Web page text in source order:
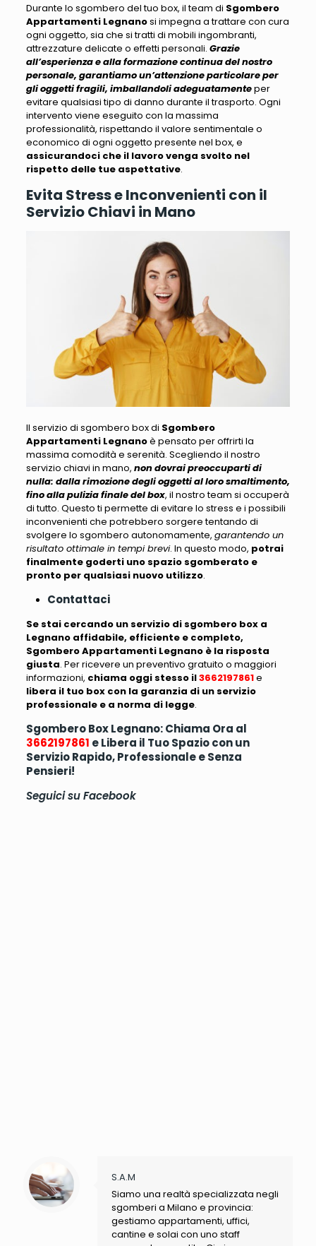
Durante lo sgombero del tuo box, il team di Sgombero
Appartamenti Legnanosi impegna a trattare con cura
ogni oggetto, sia che si tratti di mobili ingombranti,
attrezzature delicate o effetti personali. Grazie
all’esperienza e alla formazione continua del nostro
personale, garantiamo un’attenzione particolare per
gli oggetti fragili, imballandoli adeguatamenteper
evitare qualsiasi tipo di danno durante il trasporto. Ogni
intervento viene eseguito con la massima
professionalità, rispettando il valore sentimentale o
economico di ogni oggetto presente nel box, e
assicurandoci che il lavoro venga svolto nel
rispetto delle tue aspettative.
Evita Stress e Inconvenienti con il
Servizio Chiavi in Mano
Il servizio di sgombero box di Sgombero
Appartamenti Legnanoè pensato per offrirti la
massima comodità e serenità. Scegliendo il nostro
servizio chiavi in mano, non dovrai preoccuparti di
nulla: dalla rimozione degli oggetti al loro smaltimento,
fino alla pulizia finale del box, il nostro team si occuperà
di tutto. Questo ti permette di evitare lo stress e i possibili
inconvenienti che potrebbero sorgere tentando di
svolgere lo sgombero autonomamente, garantendo un
risultato ottimale in tempi brevi. In questo modo, potrai
finalmente goderti uno spazio sgomberato e
pronto per qualsiasi nuovo utilizzo.
Contattaci
Se stai cercando un servizio di sgombero box a
Legnano affidabile, efficiente e completo,
Sgombero Appartamenti Legnano è la risposta
giusta. Per ricevere un preventivo gratuito o maggiori
informazioni, chiama oggi stesso il3662197861e
libera il tuo box con la garanzia di un servizio
professionale e a norma di legge.
Sgombero Box Legnano: Chiama Ora al
3662197861 e Libera il Tuo Spazio con un
Servizio Rapido, Professionale e Senza
Pensieri!
Seguici suFacebook
S.A.M
Siamo una realtà specializzata negli
sgomberi a Milano e provincia:
gestiamo appartamenti, uffici,
cantine e solai con uno staff